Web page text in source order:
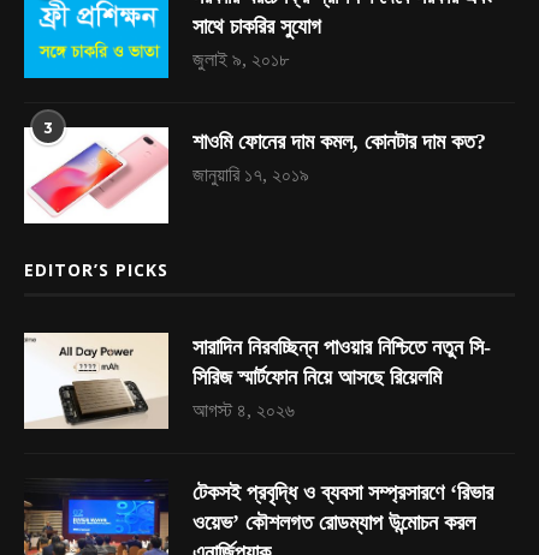
সাথে চাকরির সুযোগ
জুলাই ৯, ২০১৮
3
শাওমি ফোনের দাম কমল, কোনটার দাম কত?
জানুয়ারি ১৭, ২০১৯
EDITOR’S PICKS
সারাদিন নিরবচ্ছিন্ন পাওয়ার নিশ্চিতে নতুন সি-
সিরিজ স্মার্টফোন নিয়ে আসছে রিয়েলমি
আগস্ট ৪, ২০২৬
টেকসই প্রবৃদ্ধি ও ব্যবসা সম্প্রসারণে ‘রিভার
ওয়েভ’ কৌশলগত রোডম্যাপ উন্মোচন করল